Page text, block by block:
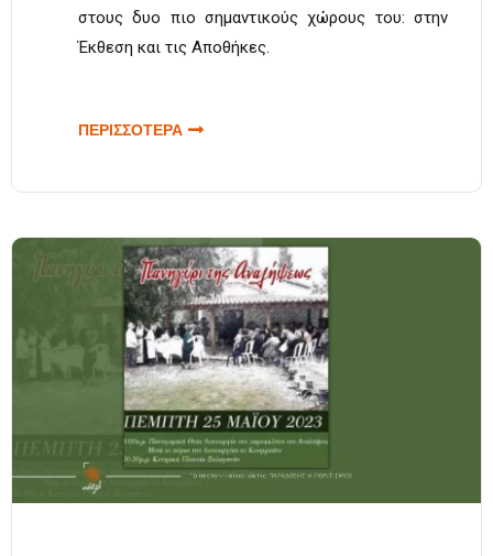
στους δυο πιο σημαντικούς χώρους του: στην
Έκθεση και τις Αποθήκες.
ΠΕΡΙΣΣΟΤΕΡΑ ΓΙΑ «ΑΝΟΙΧΤΕΣ
ΜΟΥΣΙΚΩΝ
ΟΡΓΑΝΩΝ
«ΦΟΙΒΟΣ
ΑΝΩΓΕΙΑΝΑΚΗΣ»